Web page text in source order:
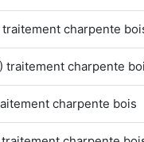
traitement charpente
traitement charpente
charpente bois